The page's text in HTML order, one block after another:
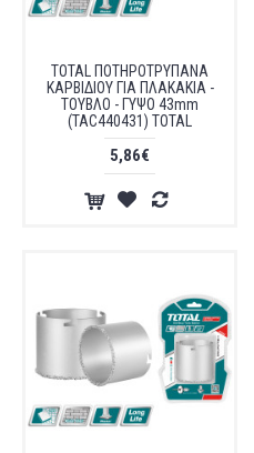
TOTAL ΠΟΤΗΡΟΤΡΥΠΑΝΑ
ΚΑΡΒΙΔΙΟΥ ΓΙΑ ΠΛΑΚΑΚΙΑ -
ΤΟΥΒΛΟ - ΓΥΨΟ 43mm
(TAC440431) TOTAL
5,86€